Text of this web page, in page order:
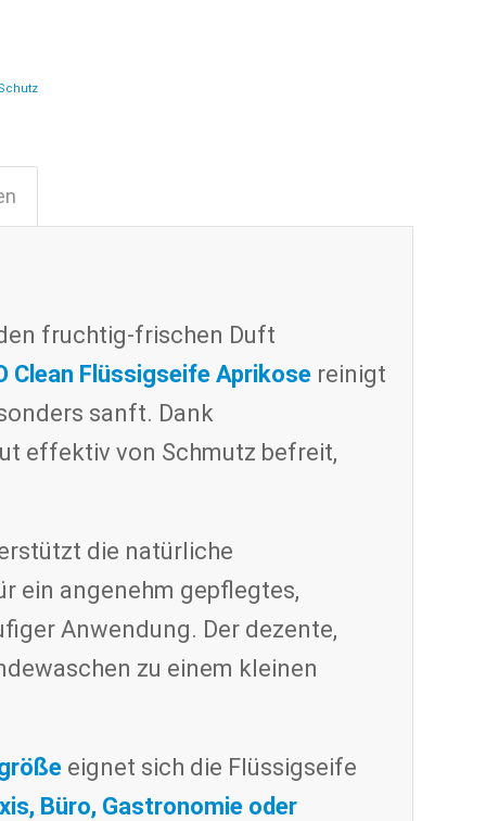
fruchtig-frischen Duft
Clean Flüssigseife Aprikose reinigt
sanft. Dank
effektiv von Schmutz befreit,
die natürliche
ein angenehm gepflegtes,
Anwendung. Der dezente,
zu einem kleinen
eignet sich die Flüssigseife
Büro, Gastronomie oder